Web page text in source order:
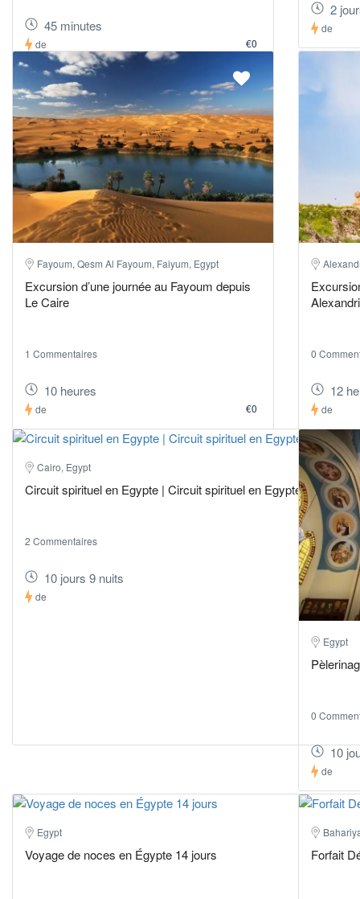
45 minutes
de €0
2
de
Fayoum, Qesm Al Fayoum, Faiyum, Egypt
Excursion d’une journée au Fayoum depuis
Le Caire
1 Commentaires
10 heures
de €0
0
12
de
Cairo, Egypt
Circuit spirituel en Egypte | Circuit spirituel en Egypte
2 Commentaires
10 jours 9 nuits
de
Egypt
0
10
de
Egypt
Voyage de noces en Égypte 14 jours Forfait